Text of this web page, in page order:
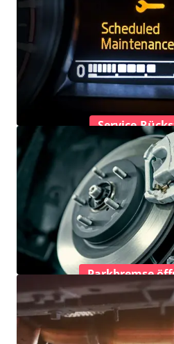
Service-
Parkbremse